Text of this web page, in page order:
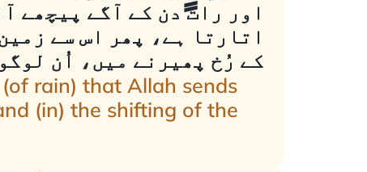
اور رات دن کے آگے پیچھے
اتارتا ہے، پھر اس سے
کے رُخ پھیرنے میں، اُن
rain) that Allah sends
(in) the shifting of the